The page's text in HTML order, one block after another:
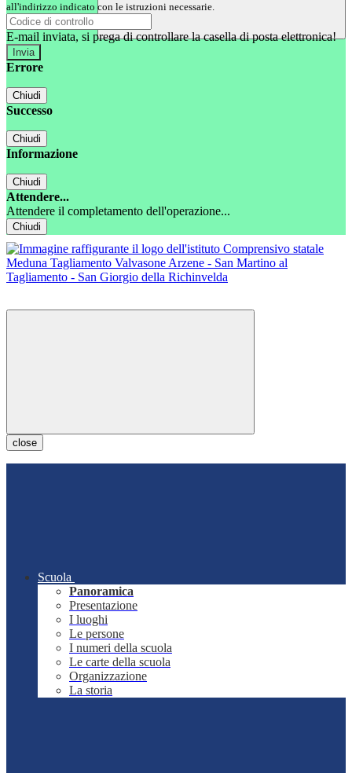
all'indirizzo indicato con le istruzioni necessarie.
E-mail inviata, si prega di controllare la casella di posta elettronica!
Errore
Chiudi
Successo
Chiudi
Informazione
Chiudi
Attendere...
Attendere il completamento dell'operazione...
Chiudi
close
Scuola
Panoramica
Presentazione
I luoghi
Le persone
I numeri della scuola
Le carte della scuola
Organizzazione
La storia